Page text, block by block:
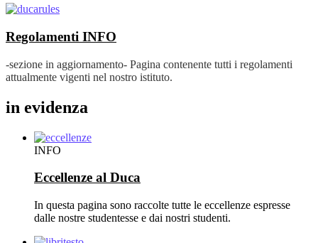
Regolamenti INFO
-sezione in aggiornamento- Pagina contenente tutti i regolamenti
attualmente vigenti nel nostro istituto.
in evidenza
INFO
Eccellenze al Duca
In questa pagina sono raccolte tutte le eccellenze espresse
dalle nostre studentesse e dai nostri studenti.